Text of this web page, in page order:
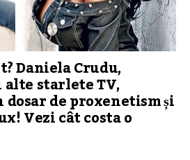
Daniela Crudu,
alte starlete TV,
de proxenetism și
Vezi cât costa o